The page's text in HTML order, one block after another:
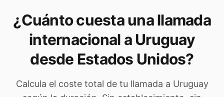
¿Cuánto cuesta una llamada
internacional aUruguay
desde Estados Unidos?
Calcula el coste total de tu llamada a Uruguay